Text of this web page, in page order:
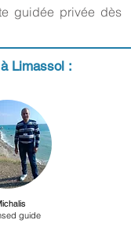
guidée privée dès
Limassol :
guide